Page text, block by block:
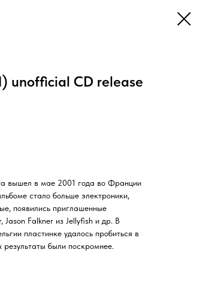
unofficial CD release
вышел в мае 2001 года во Франции
стало больше электроники,
появились приглашенные
Jason Falkner из Jellyfish и др. В
пластинке удалось пробиться в
результаты были поскромнее.